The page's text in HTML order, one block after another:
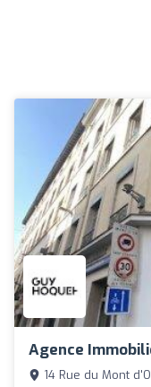
Agence
14 Rue du Mont